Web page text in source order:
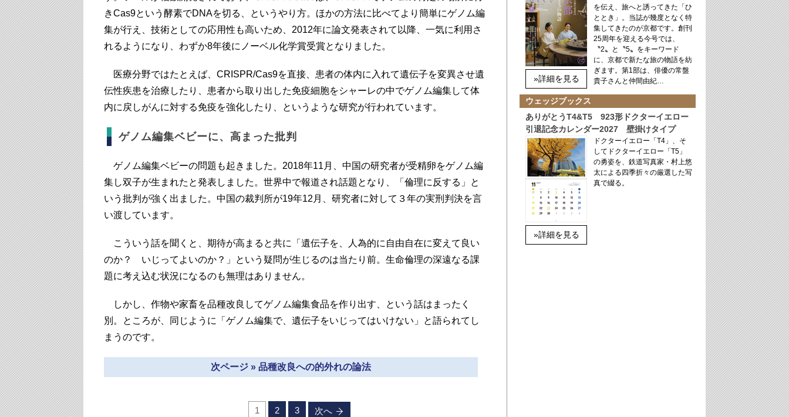
きCas9という酵素でDNAを切る、というやり方。ほかの方法に比べてより簡単にゲノム編
集が行え、技術としての応用性も高いため、2012年に論文発表されて以降、一気に利用さ
れるようになり、わずか8年後にノーベル化学賞受賞となりました。
医療分野ではたとえば、CRISPR/Cas9を直接、患者の体内に入れて遺伝子を変異させ遺
伝性疾患を治療したり、患者から取り出した免疫細胞をシャーレの中でゲノム編集して体
内に戻しがんに対する免疫を強化したり、というような研究が行われています。
ゲノム編集ベビーに、高まった批判
ゲノム編集ベビーの問題も起きました。2018年11月、中国の研究者が受精卵をゲノム編
集し双子が生まれたと発表しました。世界中で報道され話題となり、「倫理に反する」と
いう批判が強く出ました。中国の裁判所が19年12月、研究者に対して３年の実刑判決を言
い渡しています。
こういう話を聞くと、期待が高まると共に「遺伝子を、人為的に自由自在に変えて良い
のか？ いじってよいのか？」という疑問が生じるのは当たり前。生命倫理の深遠なる課
題に考え込む状況になるのも無理はありません。
しかし、作物や家畜を品種改良してゲノム編集食品を作り出す、という話はまったく
別。ところが、同じように「ゲノム編集で、遺伝子をいじってはいけない」と語られてし
まうのです。
次ページ » 品種改良への的外れの論法
1 2 3 次へ
»詳細を見る
を伝え、旅へと誘ってきた「ひ
ととき」。当誌が幾度となく特
集してきたのが京都です。創刊
25周年を迎える今号では、
〝2〟と〝5〟をキーワード
に、京都で新たな旅の物語を紡
ぎます。第1部は、俳優の常盤
貴子さんと仲間由紀…
ウェッジブックス
ありがとうT4&T5 923形ドクターイエロー
引退記念カレンダー2027 壁掛けタイプ
»詳細を見る
ドクターイエロー「T4」、そ
してドクターイエロー「T5」
の勇姿を、鉄道写真家・村上悠
太による四季折々の厳選した写
真で綴る。